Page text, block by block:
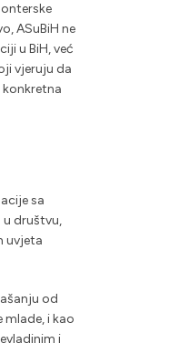
ASuBiH ne
u BiH, već
vjeruju da
sa
društvu,
uvjeta
od
i kao
i